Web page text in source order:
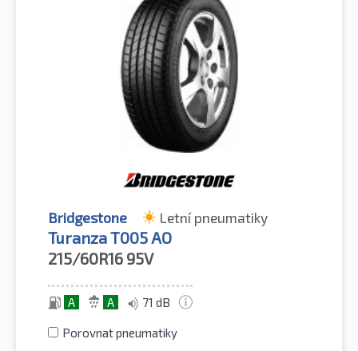
Bridgestone Letní pneumatiky
Turanza T005 AO
215/60R16 95V
A A 71 dB
Porovnat pneumatiky